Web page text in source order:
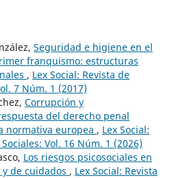
Seguridad e higiene en el
franquismo: estructuras
, Lex Social: Revista de
7 Núm. 1 (2017)
Corrupción y
del derecho penal
normativa europea , Lex Social:
Vol. 16 Núm. 1 (2026)
Los riesgos psicosociales en
de cuidados , Lex Social: Revista